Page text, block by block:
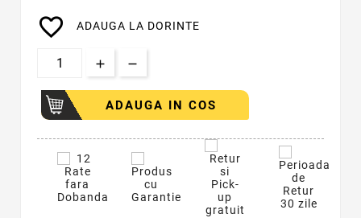
favorite_border ADAUGA LA DORINTE
ADAUGA IN COS